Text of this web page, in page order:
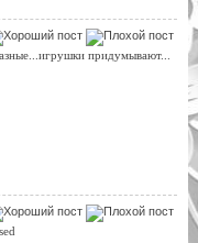
придумывают...